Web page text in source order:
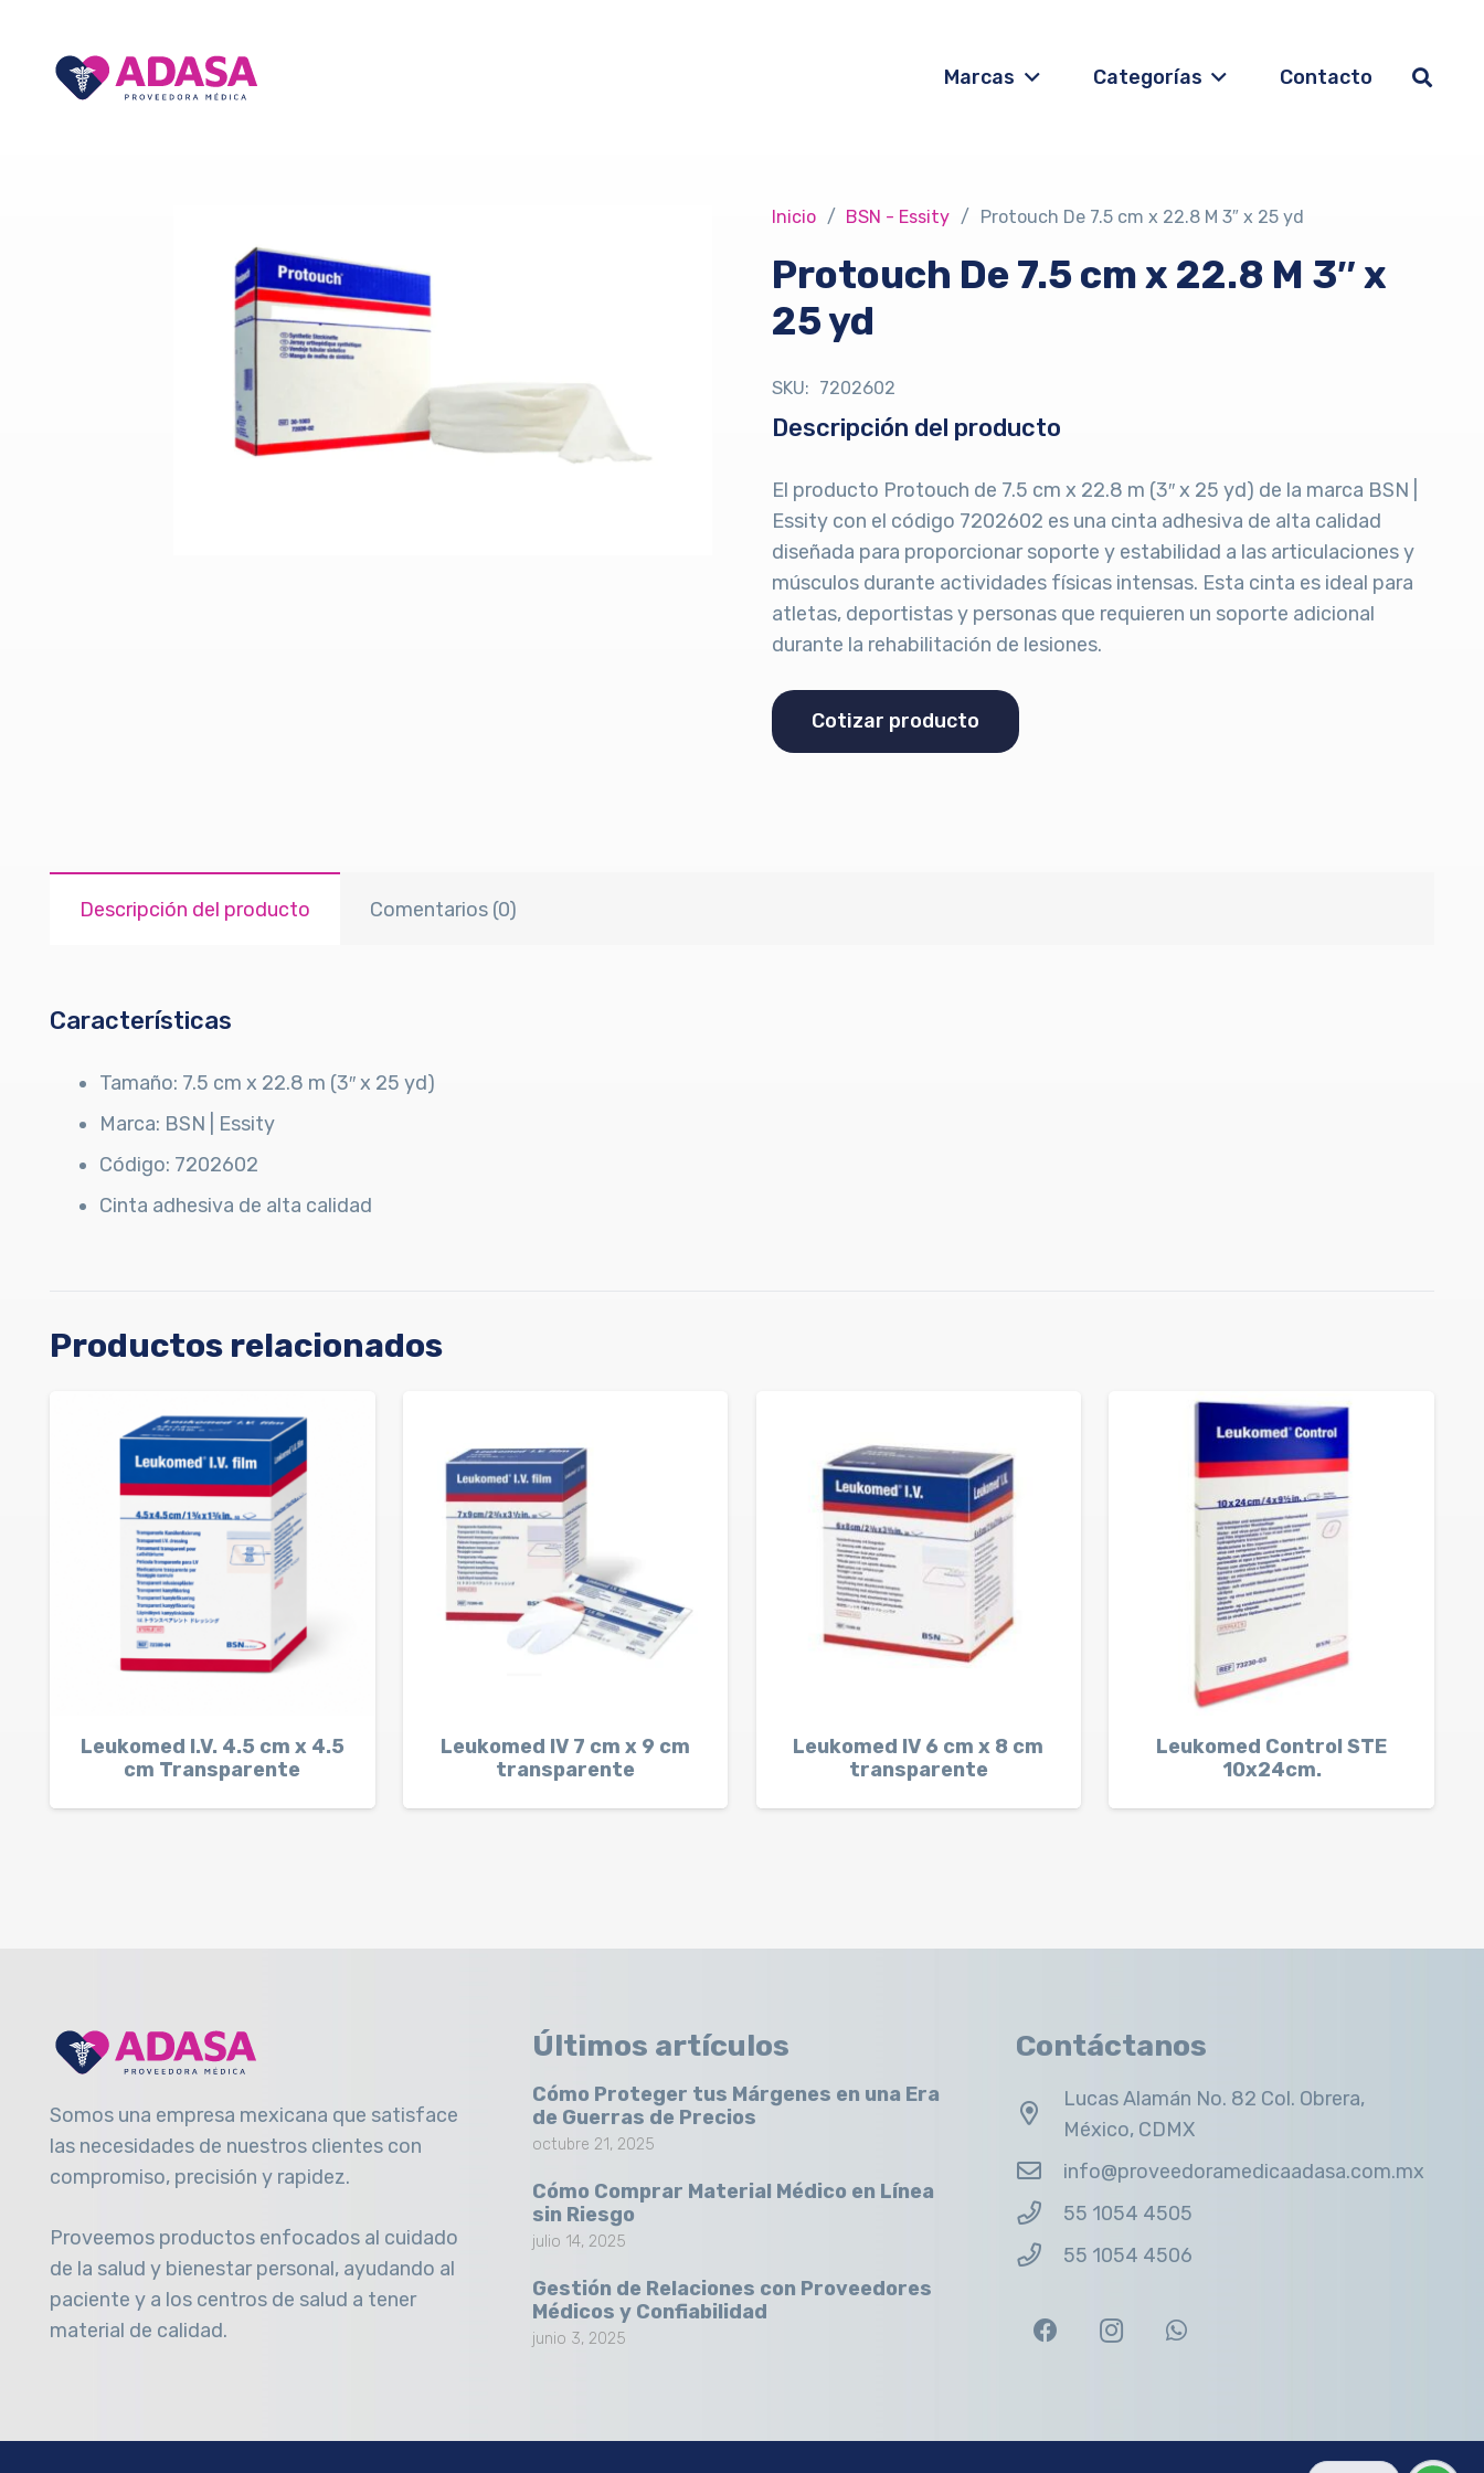
Marcas Categorías Contacto
Inicio / BSN - Essity / Protouch De 7.5 cm x 22.8 M 3″ x 25 yd
Protouch De 7.5 cm x 22.8 M 3″ x
25 yd
SKU: 7202602
Descripción del producto
El producto Protouch de 7.5 cm x 22.8 m (3″ x 25 yd) de la marca BSN |
Essity con el código 7202602 es una cinta adhesiva de alta calidad
diseñada para proporcionar soporte y estabilidad a las articulaciones y
músculos durante actividades físicas intensas. Esta cinta es ideal para
atletas, deportistas y personas que requieren un soporte adicional
durante la rehabilitación de lesiones.
Cotizar producto
Descripción del producto Comentarios (0)
Características
Tamaño: 7.5 cm x 22.8 m (3″ x 25 yd)
Marca: BSN | Essity
Código: 7202602
Cinta adhesiva de alta calidad
Productos relacionados
Leukomed I.V. 4.5 cm x 4.5
cm Transparente
Leukomed IV 7 cm x 9 cm
transparente
Leukomed IV 6 cm x 8 cm
transparente
Leukomed Control STE
10x24cm.
Somos una empresa mexicana que satisface
las necesidades de nuestros clientes con
compromiso, precisión y rapidez.
Proveemos productos enfocados al cuidado
de la salud y bienestar personal, ayudando al
paciente y a los centros de salud a tener
material de calidad.
Últimos artículos
Cómo Proteger tus Márgenes en una Era
de Guerras de Precios
octubre 21, 2025
Cómo Comprar Material Médico en Línea
sin Riesgo
julio 14, 2025
Gestión de Relaciones con Proveedores
Médicos y Confiabilidad
junio 3, 2025
Contáctanos
Lucas Alamán No. 82 Col. Obrera,
México, CDMX
info@proveedoramedicaadasa.com.mx
55 1054 4505
55 1054 4506